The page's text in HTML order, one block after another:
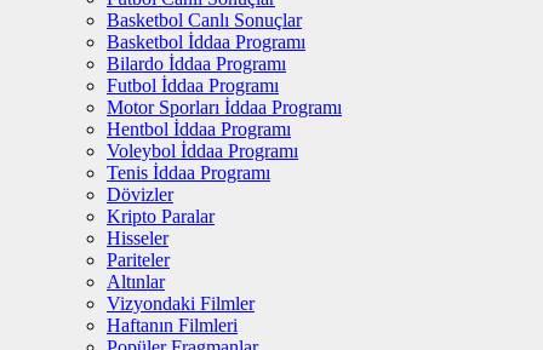
Basketbol Canlı Sonuçlar
Basketbol İddaa Programı
Bilardo İddaa Programı
Futbol İddaa Programı
Motor Sporları İddaa Programı
Hentbol İddaa Programı
Voleybol İddaa Programı
Tenis İddaa Programı
Dövizler
Kripto Paralar
Hisseler
Pariteler
Altınlar
Vizyondaki Filmler
Haftanın Filmleri